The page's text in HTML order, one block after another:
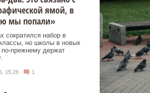
ямой, в
мы попали»
сократился набор в
но школы в новых
по-прежнему держат
15:28 1